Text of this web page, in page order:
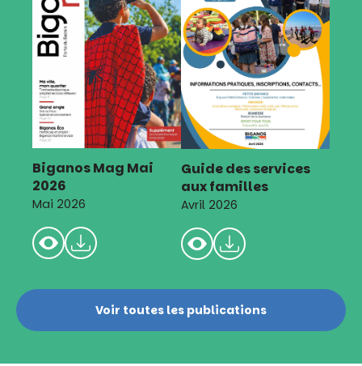
Biganos Mag Mai
2026
Mai 2026
Guide des services
aux familles
Avril 2026
Voir toutes les publications